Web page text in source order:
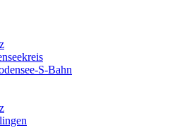
S-Bahn